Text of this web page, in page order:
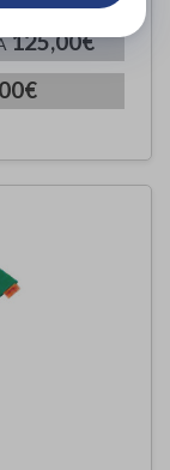
125,00€